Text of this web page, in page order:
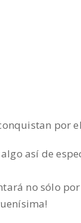
por
así de
no sólo